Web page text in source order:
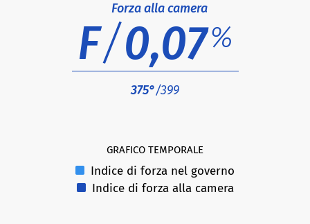
Forza alla camera
F/0,07%
375°/399
GRAFICO TEMPORALE
Indice di forza nel governo
Indice di forza alla camera